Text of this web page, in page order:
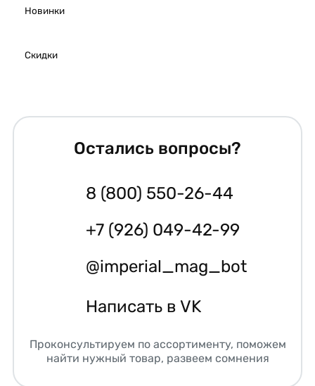
Новинки
Скидки
Остались вопросы?
8 (800) 550-26-44
+7 (926) 049-42-99
@imperial_mag_bot
Написать в VK
Проконсультируем по ассортименту, поможем
найти нужный товар, развеем сомнения